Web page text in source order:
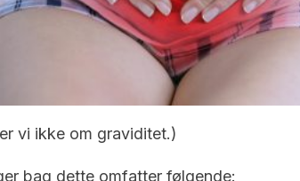
vi ikke om graviditet.)
bag dette omfatter følgende: